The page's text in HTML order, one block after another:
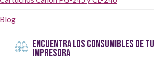
Blog
ENCUENTRA LOS CONSUMIBLES DE TU
IMPRESORA